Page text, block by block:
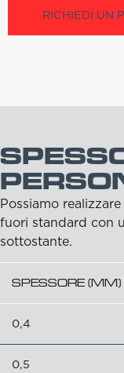
RICHIEDI UN
Possiamo
fuori standard con
sottostante.
SPESSORE (MM)
0,4
0,5